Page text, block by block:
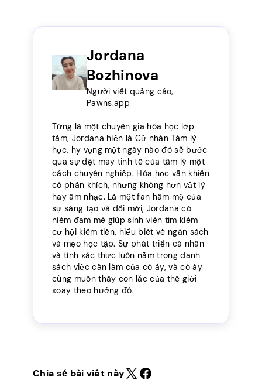
Jordana
Bozhinova
Người viết quảng cáo,
Pawns.app
Từng là một chuyên gia hóa học lớp
tám, Jordana hiện là Cử nhân Tâm lý
học, hy vọng một ngày nào đó sẽ bước
qua sự dệt may tinh tế của tâm lý một
cách chuyên nghiệp. Hóa học vẫn khiến
cô phấn khích, nhưng không hơn vật lý
hay âm nhạc. Là một fan hâm mộ của
sự sáng tạo và đổi mới, Jordana có
niềm đam mê giúp sinh viên tìm kiếm
cơ hội kiếm tiền, hiểu biết về ngân sách
và mẹo học tập. Sự phát triển cá nhân
và tính xác thực luôn nằm trong danh
sách việc cần làm của cô ấy, và cô ấy
cũng muốn thấy con lắc của thế giới
xoay theo hướng đó.
Chia sẻ bài viết này